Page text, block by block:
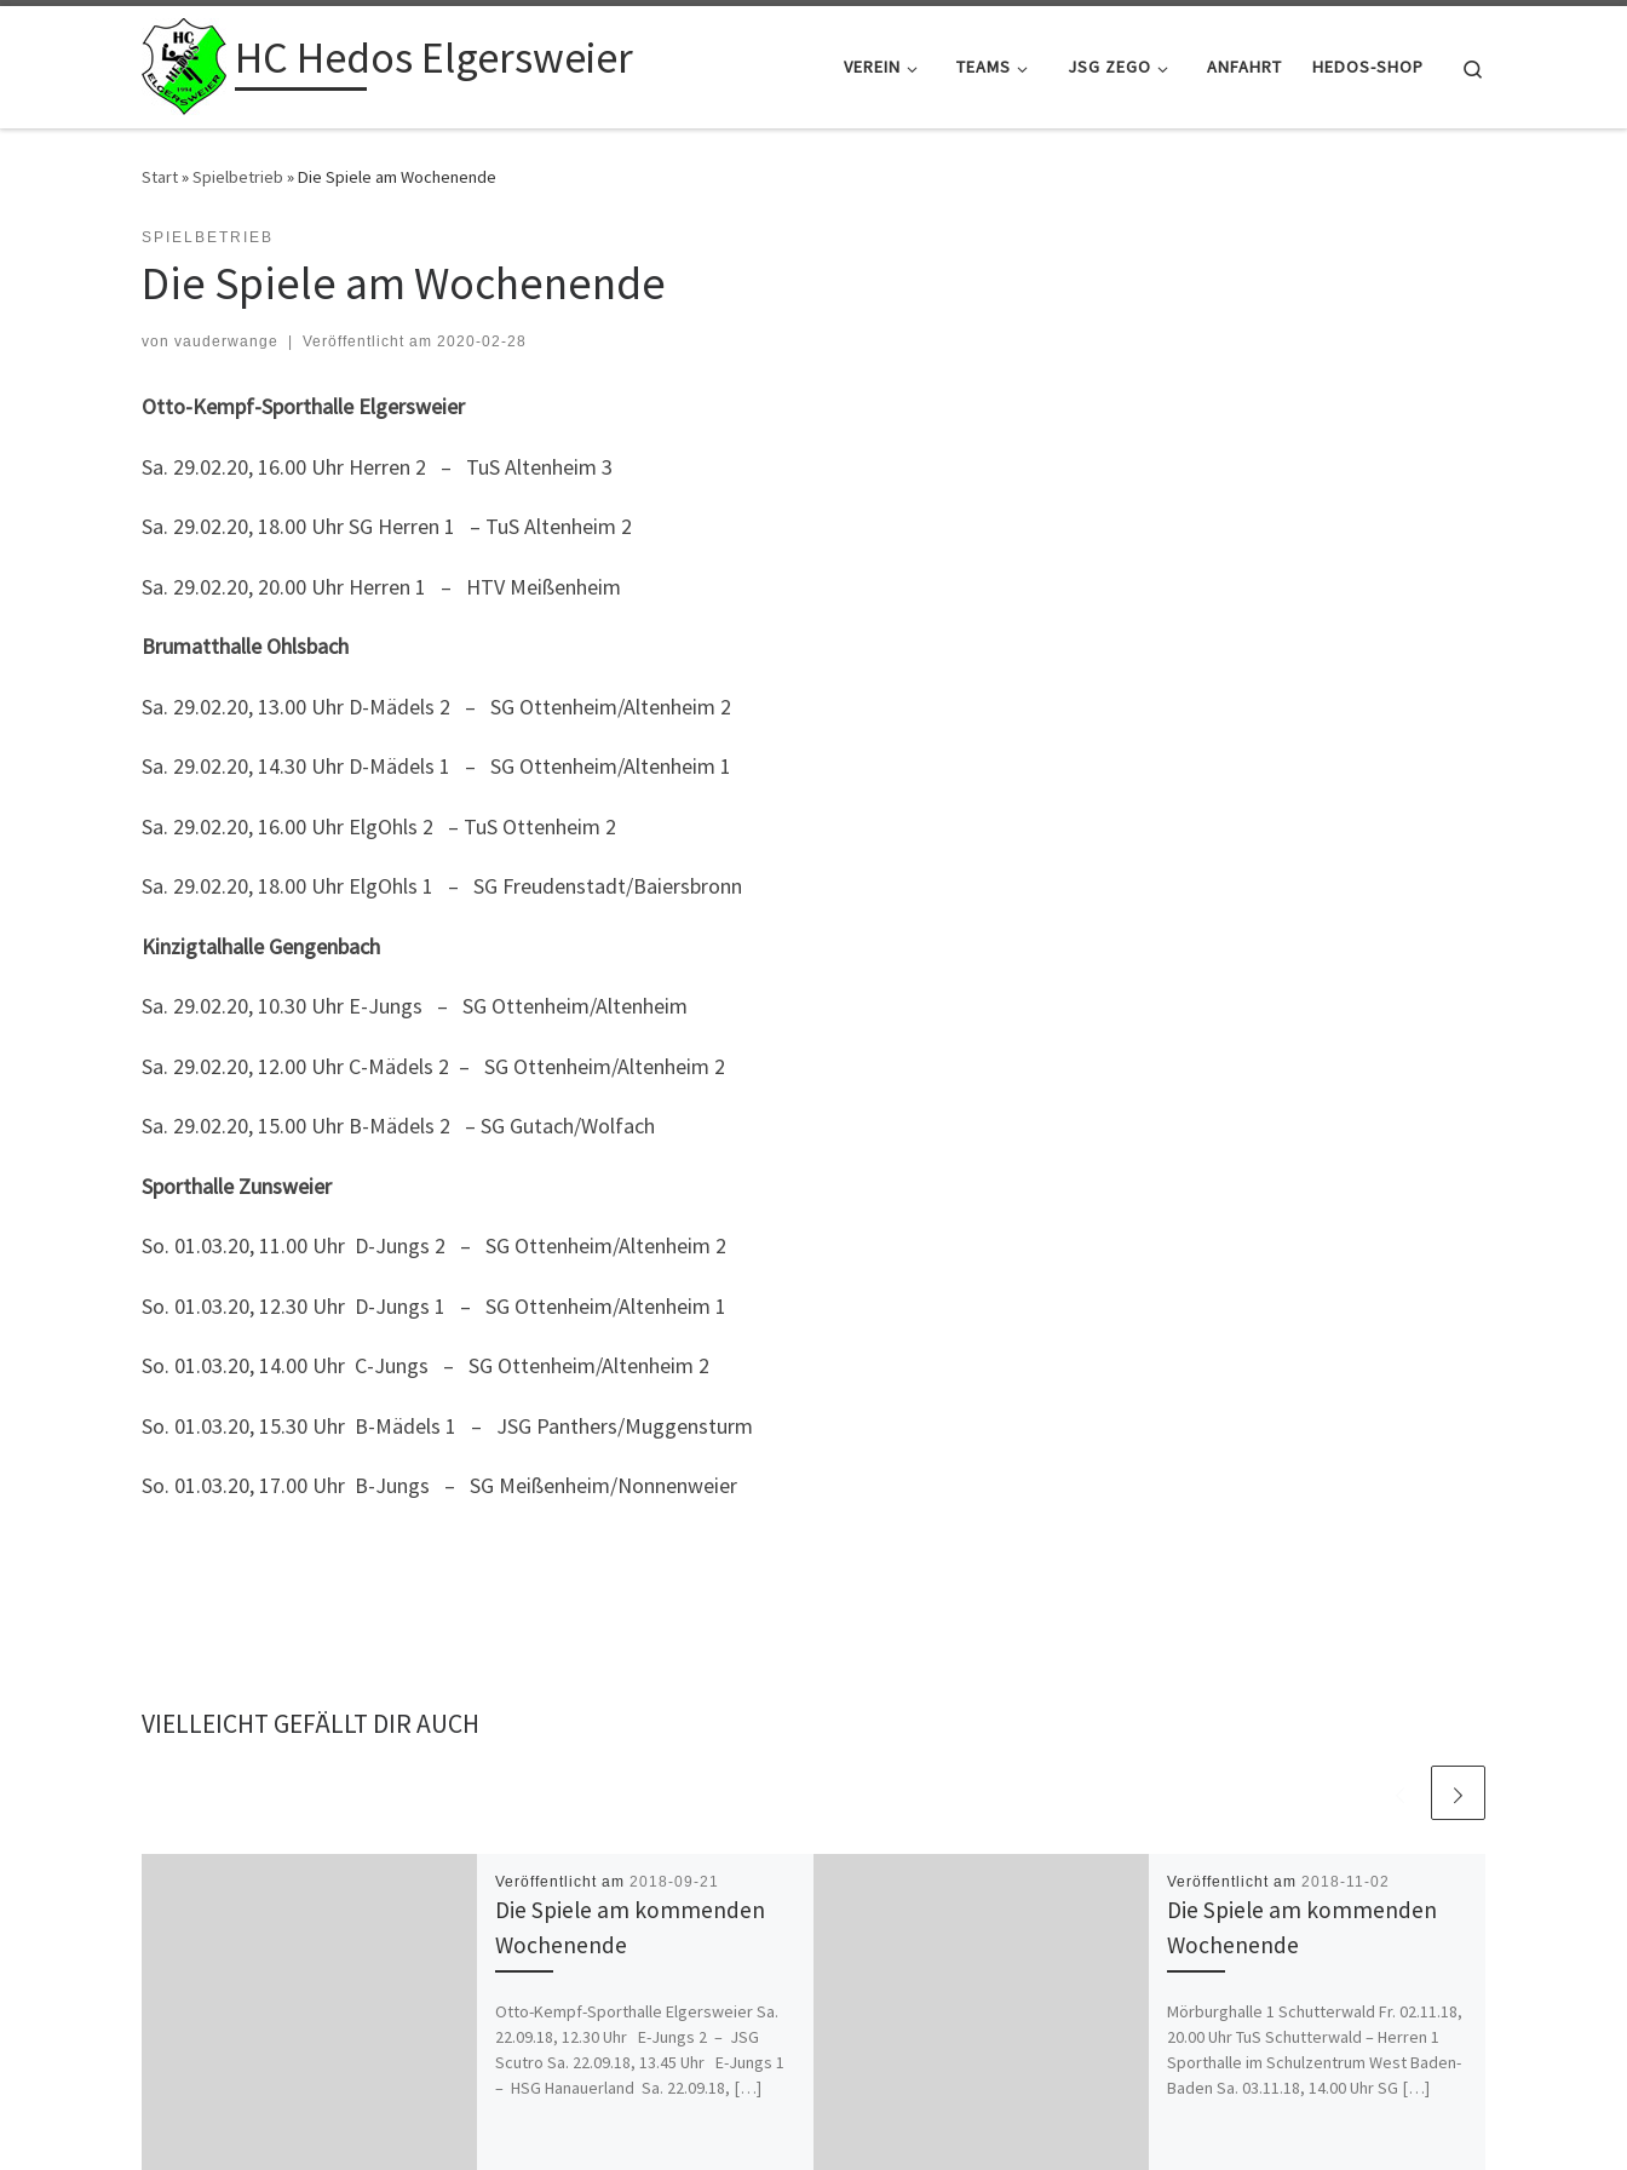
Zum Inhalt springen HC Hedos Elgersweier VEREIN TEAMS JSG ZEGO ANFAHRT HEDOS-SHOP
Start»Spielbetrieb »Die Spiele am Wochenende
SPIELBETRIEB
Die Spiele am Wochenende
von vauderwange Veröffentlicht am 2020-02-28
Otto-Kempf-Sporthalle Elgersweier
Sa. 29.02.20, 16.00 Uhr Herren 2 – TuS Altenheim 3
Sa. 29.02.20, 18.00 Uhr SG Herren 1 – TuS Altenheim 2
Sa. 29.02.20, 20.00 Uhr Herren 1 – HTV Meißenheim
Brumatthalle Ohlsbach
Sa. 29.02.20, 13.00 Uhr D-Mädels 2 – SG Ottenheim/Altenheim 2
Sa. 29.02.20, 14.30 Uhr D-Mädels 1 – SG Ottenheim/Altenheim 1
Sa. 29.02.20, 16.00 Uhr ElgOhls 2 – TuS Ottenheim 2
Sa. 29.02.20, 18.00 Uhr ElgOhls 1 – SG Freudenstadt/Baiersbronn
Kinzigtalhalle Gengenbach
Sa. 29.02.20, 10.30 Uhr E-Jungs – SG Ottenheim/Altenheim
Sa. 29.02.20, 12.00 Uhr C-Mädels 2 – SG Ottenheim/Altenheim 2
Sa. 29.02.20, 15.00 Uhr B-Mädels 2 – SG Gutach/Wolfach
Sporthalle Zunsweier
So. 01.03.20, 11.00 Uhr D-Jungs 2 – SG Ottenheim/Altenheim 2
So. 01.03.20, 12.30 Uhr D-Jungs 1 – SG Ottenheim/Altenheim 1
So. 01.03.20, 14.00 Uhr C-Jungs – SG Ottenheim/Altenheim 2
So. 01.03.20, 15.30 Uhr B-Mädels 1 – JSG Panthers/Muggensturm
So. 01.03.20, 17.00 Uhr B-Jungs – SG Meißenheim/Nonnenweier
VIELLEICHT GEFÄLLT DIR AUCH
Veröffentlicht am 2018-09-21
Die Spiele am kommenden
Wochenende
Otto-Kempf-Sporthalle Elgersweier Sa.
22.09.18, 12.30 Uhr E-Jungs 2 – JSG
Scutro Sa. 22.09.18, 13.45 Uhr E-Jungs 1
– HSG Hanauerland Sa. 22.09.18, […]
Veröffentlicht am 2018-11-02
Die Spiele am kommenden
Wochenende
Mörburghalle 1 Schutterwald Fr. 02.11.18,
20.00 Uhr TuS Schutterwald – Herren 1
Sporthalle im Schulzentrum West Baden-
Baden Sa. 03.11.18, 14.00 Uhr SG […]